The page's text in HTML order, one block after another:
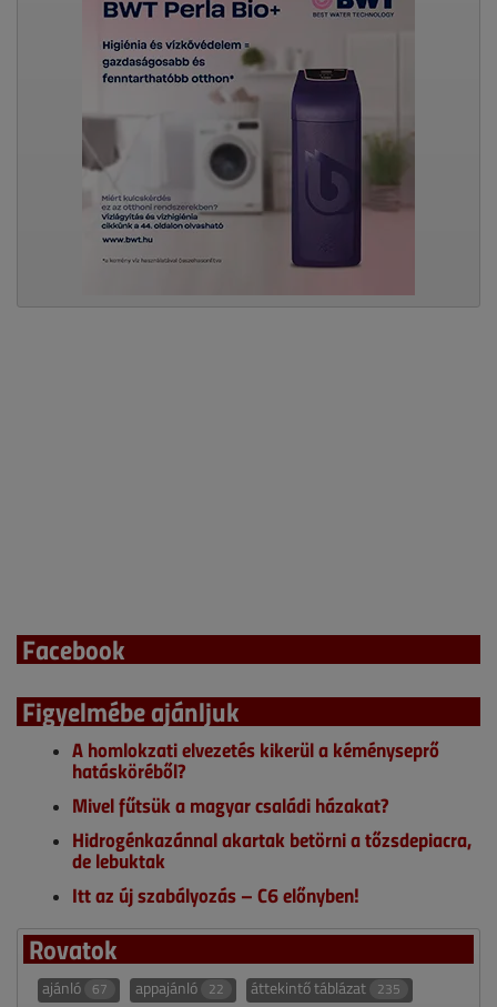
Facebook
Figyelmébe ajánljuk
A homlokzati elvezetés kikerül a kéményseprő
hatásköréből?
Mivel fűtsük a magyar családi házakat?
Hidrogénkazánnal akartak betörni a tőzsdepiacra,
de lebuktak
Itt az új szabályozás – C6 előnyben!
Rovatok
ajánló 67 appajánló 22 áttekintő táblázat 235